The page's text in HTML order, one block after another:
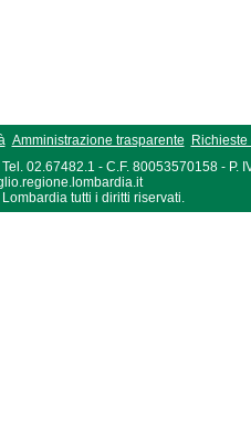
Amministrazione trasparente
02.67482.1 - C.F. 80053570158 - P.
tutti i diritti riservati.